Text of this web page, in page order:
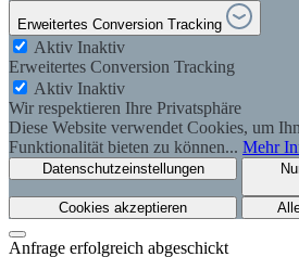
Erweitertes Conversion Tracking
Aktiv Inaktiv
Erweitertes Conversion Tracking
Aktiv Inaktiv
Wir respektieren Ihre Privatsphäre
Diese Website verwendet Cookies, um
Funktionalität bieten zu können... Mehr
Datenschutzeinstellungen
Cookies akzeptieren
Anfrage erfolgreich abgeschickt